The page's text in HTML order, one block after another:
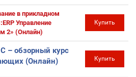
в прикладном
Управление
2» (Онлайн)
Купить
– обзорный курс
(Онлайн)
Купить